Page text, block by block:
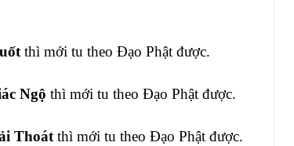
thì mới tu theo Đạo Phậtđược.
Ngộ thì mới tu theo Đạo Phậtđược.
Thoát thì mới tu theo Đạo Phậtđược.